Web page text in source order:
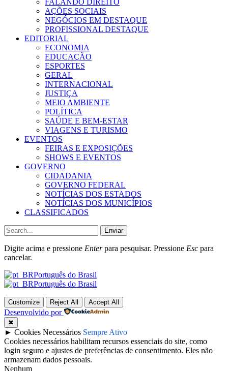
FALANDO DIREITO
AÇÕES SOCIAIS
NEGÓCIOS EM DESTAQUE
PROFISSIONAL DESTAQUE
EDITORIAL
ECONOMIA
EDUCAÇÃO
ESPORTES
GERAL
INTERNACIONAL
JUSTIÇA
MEIO AMBIENTE
POLÍTICA
SAÚDE E BEM-ESTAR
VIAGENS E TURISMO
EVENTOS
FEIRAS E EXPOSIÇÕES
SHOWS E EVENTOS
GOVERNO
CIDADANIA
GOVERNO FEDERAL
NOTÍCIAS DOS ESTADOS
NOTÍCIAS DOS MUNICÍPIOS
CLASSIFICADOS
Enviar
Digite acima e pressione Enterpara pesquisar. Pressione Esc para
cancelar.
Português do Brasil
Português do Brasil
Customize Reject All Accept All
Desenvolvido por
✖
► Cookies Necessários Sempre Ativo
Cookies necessários habilitam recursos essenciais do site, como
login seguro e ajustes de preferências de consentimento. Eles não
armazenam dados pessoais.
Nenhum